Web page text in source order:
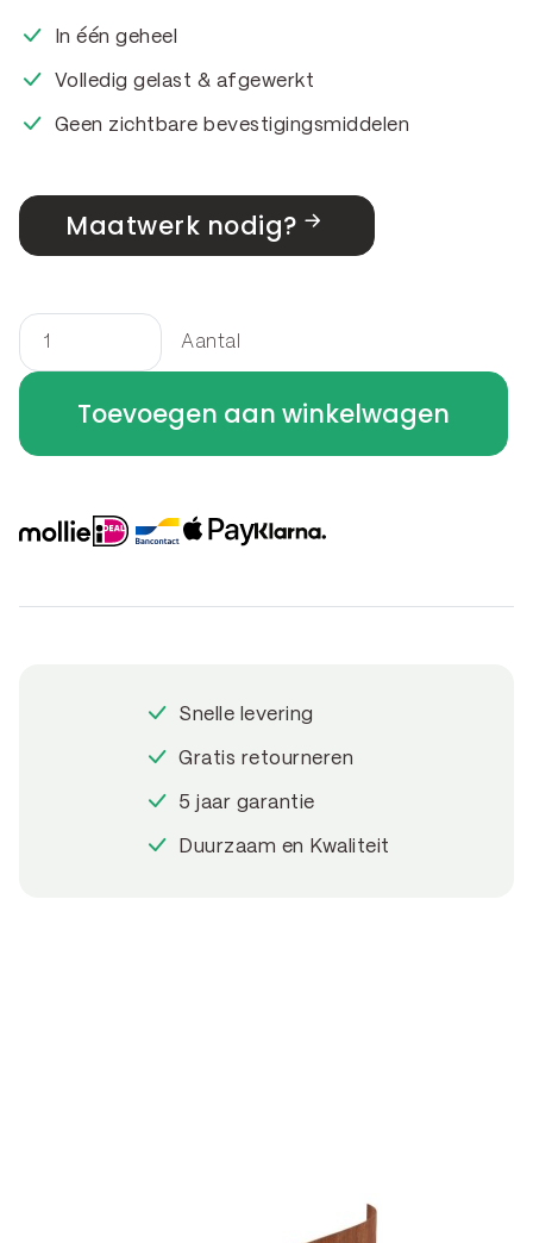
In één geheel
Volledig gelast & afgewerkt
Geen zichtbare bevestigingsmiddelen
Maatwerk nodig?
Borderrand
flexibel
x
cm
Aantal
Toevoegen aan winkelwagen
Snelle levering
Gratis retourneren
5 jaar garantie
Duurzaam en Kwaliteit